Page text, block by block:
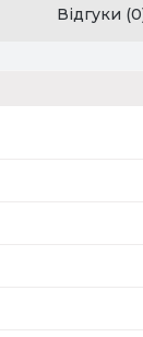
Відгуки